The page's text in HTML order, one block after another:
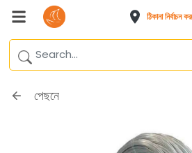
ঠিকানা নির্বাচন
পেছনে